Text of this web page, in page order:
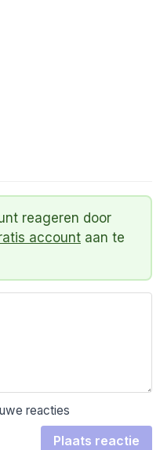
reageren door
account aan te
reacties
Plaats reactie